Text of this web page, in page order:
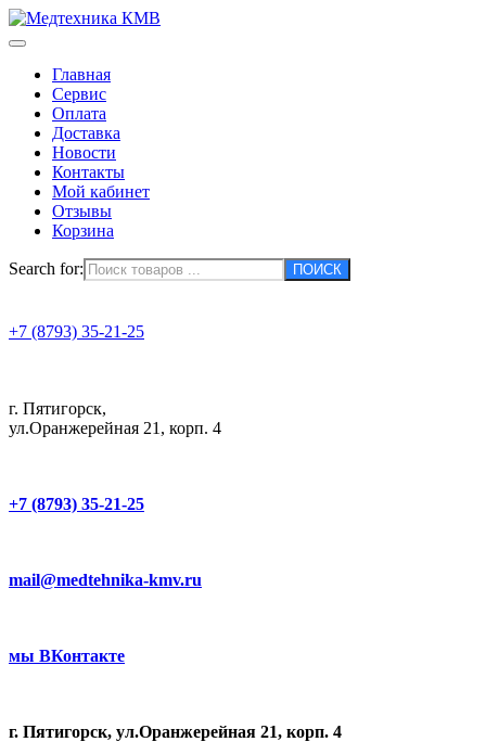
Главная
Сервис
Оплата
Доставка
Новости
Контакты
Мой кабинет
Отзывы
Корзина
Search for:
+7 (8793) 35-21-25
г. Пятигорск,
ул.Оранжерейная 21, корп. 4
+7 (8793) 35-21-25
mail@medtehnika-kmv.ru
мы ВКонтакте
г. Пятигорск, ул.Оранжерейная 21, корп. 4